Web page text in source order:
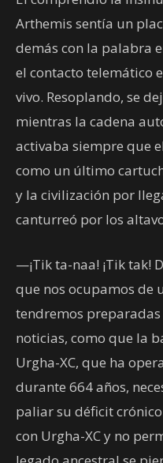
Arthemis sentía un
demás con la palabra
el contacto telemático
vivo. Resoplando, se
mientras la cadena
activaba siempre que
como un último
y la civilización por
canturreó por los
—¡Tik ta-naa! ¡Tik tak!
que nos ocupamos de
tendremos
noticias, como que la
Urgha-XC, que ha
durante 664 años,
paliar su déficit
con Urgha-XC y no